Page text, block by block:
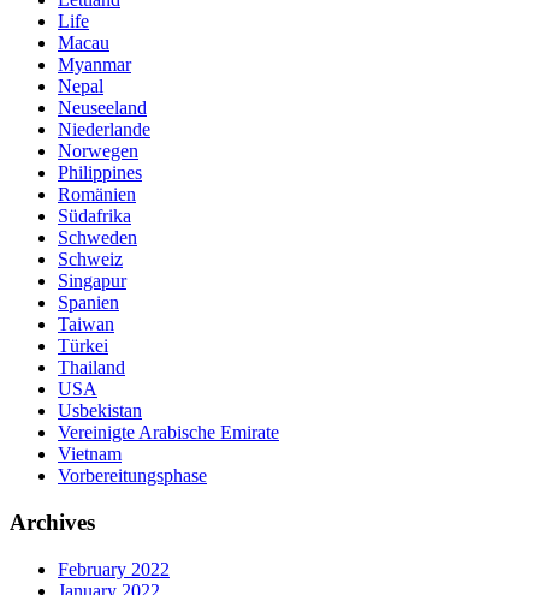
Life
Macau
Myanmar
Nepal
Neuseeland
Niederlande
Norwegen
Philippines
Romänien
Südafrika
Schweden
Schweiz
Singapur
Spanien
Taiwan
Türkei
Thailand
USA
Usbekistan
Vereinigte Arabische Emirate
Vietnam
Vorbereitungsphase
Archives
February 2022
January 2022